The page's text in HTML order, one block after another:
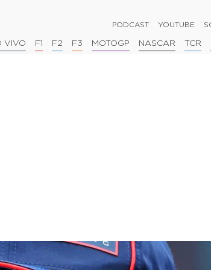
PODCAST YOUTUBE
VIVO F1 F2 F3 MOTOGP NASCAR TCR